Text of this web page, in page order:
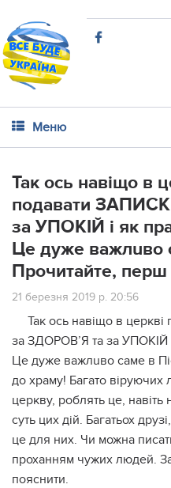
Меню
Так ось навіщо в
подавати
за УПОКІЙ і як
Цe дyже вaжлuво
Пpoчитайте, перш
21 березня 2019 р. 20:56
Так ось навіщо в
за ЗДОРОВ’Я та за УПОКІЙ
Цe дyже вaжлuво саме в
до храму! Багато
церкву, роблять це,
суть цих дій. Багатьох
це для них. Чи можна
проханням чужих людей.
пояснити.